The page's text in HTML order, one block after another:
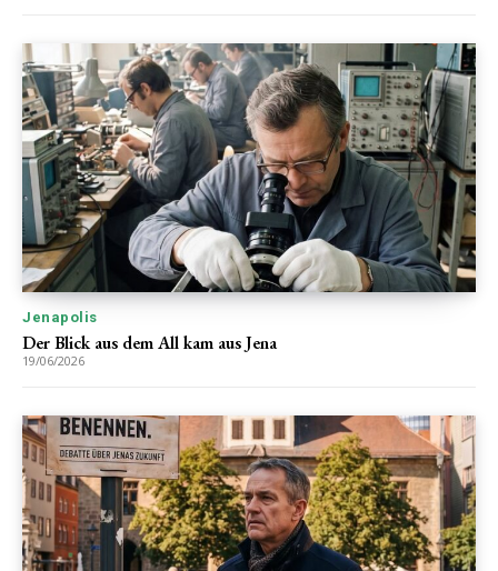
Jenapolis
Der Blick aus dem All kam aus Jena
19/06/2026